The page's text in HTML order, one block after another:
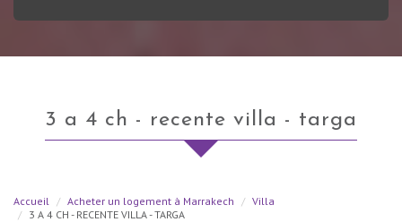
3 a 4 ch - recente villa - targa
Accueil Acheter un logement à Marrakech
Villa
3 A 4 CH - RECENTE VILLA - TARGA